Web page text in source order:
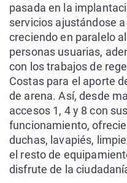
pasada en la
servicios ajustándose
creciendo en paralelo
personas usuarias,
con los trabajos de
Costas para el aporte
de arena. Así, desde
accesos 1, 4 y 8 con
funcionamiento,
duchas, lavapiés,
el resto de
disfrute de la